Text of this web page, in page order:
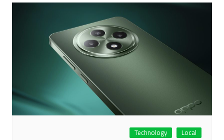
Local
Technology